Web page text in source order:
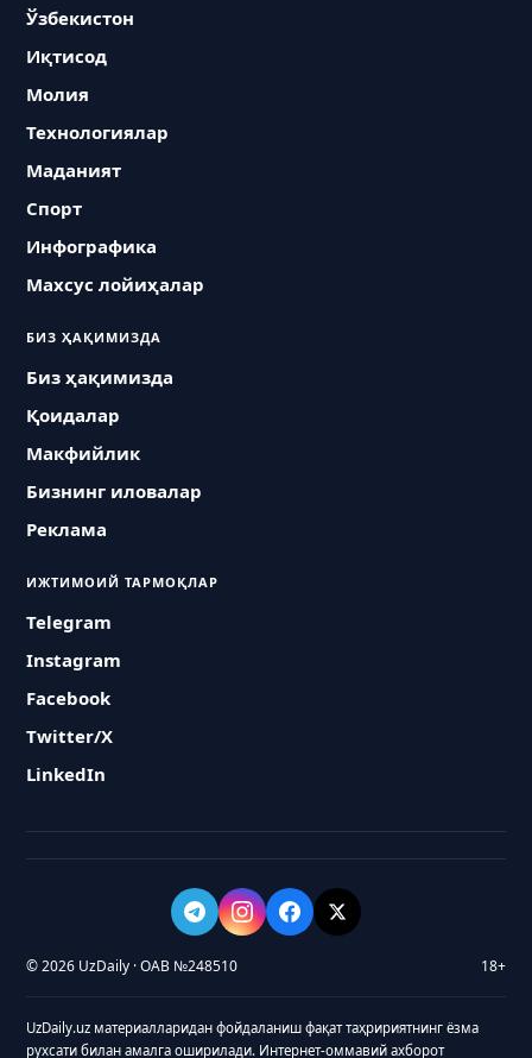
Ўзбекистон
Иқтисод
Молия
Технологиялар
Маданият
Спорт
Инфографика
Махсус лойиҳалар
БИЗ ҲАҚИМИЗДА
Биз ҳақимизда
Қоидалар
Макфийлик
Бизнинг иловалар
Реклама
ИЖТИМОИЙ ТАРМОҚЛАР
Telegram
Instagram
Facebook
Twitter/X
LinkedIn
© 2026 UzDaily · ОАВ №248510 18+
UzDaily.uz материалларидан фойдаланиш фақат таҳририятнинг ёзма
рухсати билан амалга оширилади. Интернет-оммавий ахборот